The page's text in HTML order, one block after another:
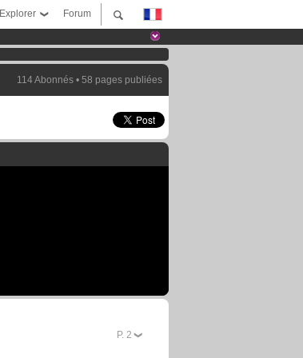
Forum
Explorer
114 Abonnés • 58 pages publiées
P. 2